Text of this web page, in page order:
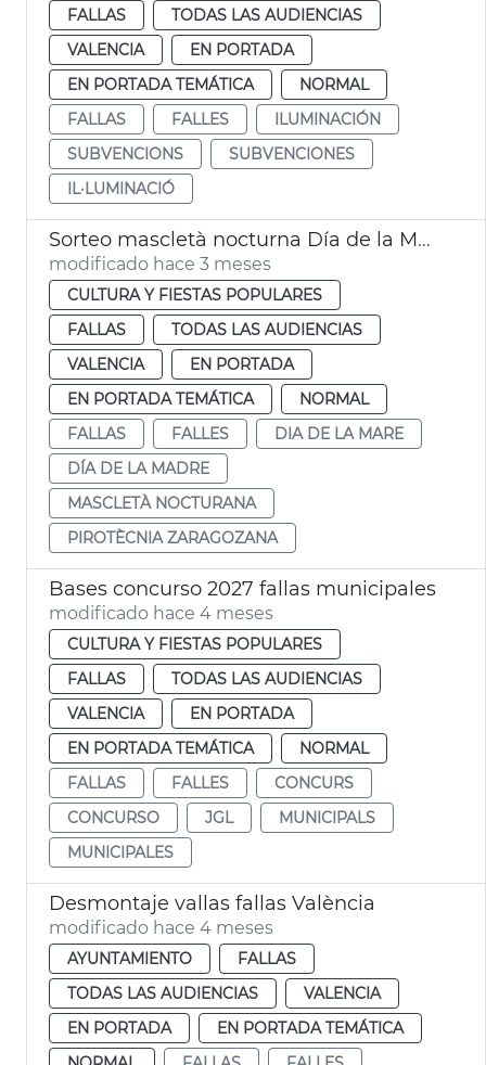
FALLAS
TODAS LAS AUDIENCIAS
VALENCIA
EN PORTADA
EN PORTADA TEMÁTICA
NORMAL
FALLAS
FALLES
ILUMINACIÓN
SUBVENCIONS
SUBVENCIONES
IL·LUMINACIÓ
Sorteo mascletà nocturna Día de la Madre València
modificado hace 3 meses
CULTURA Y FIESTAS POPULARES
FALLAS
TODAS LAS AUDIENCIAS
VALENCIA
EN PORTADA
EN PORTADA TEMÁTICA
NORMAL
FALLAS
FALLES
DIA DE LA MARE
DÍA DE LA MADRE
MASCLETÀ NOCTURANA
PIROTÈCNIA ZARAGOZANA
Bases concurso 2027 fallas municipales
modificado hace 4 meses
CULTURA Y FIESTAS POPULARES
FALLAS
TODAS LAS AUDIENCIAS
VALENCIA
EN PORTADA
EN PORTADA TEMÁTICA
NORMAL
FALLAS
FALLES
CONCURS
CONCURSO
JGL
MUNICIPALS
MUNICIPALES
Desmontaje vallas fallas València
modificado hace 4 meses
AYUNTAMIENTO
FALLAS
TODAS LAS AUDIENCIAS
VALENCIA
EN PORTADA
EN PORTADA TEMÁTICA